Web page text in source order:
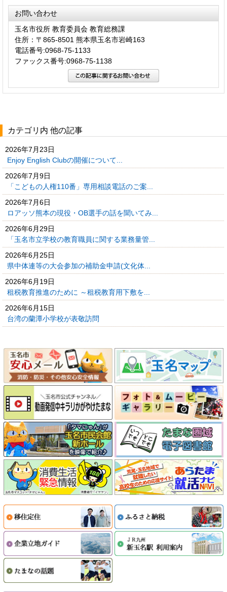
お問い合わせ
玉名市役所 教育委員会 教育総務課
住所：〒865-8501 熊本県玉名市岩崎163
電話番号:0968-75-1133
ファックス番号:0968-75-1138
カテゴリ内 他の記事
2026年7月23日
Enjoy English Clubの開催について...
2026年7月9日
「こどもの人権110番」専用相談電話のご案...
2026年7月6日
ロアッソ熊本の現役・OB選手の話を聞いてみ...
2026年6月29日
「玉名市立学校の教育職員に関する業務量管...
2026年6月25日
県中体連等の大会参加の補助金申請(文化体...
2026年6月19日
租税教育推進のために ～租税教育用下敷を...
2026年6月15日
台湾の蘭潭小学校が表敬訪問